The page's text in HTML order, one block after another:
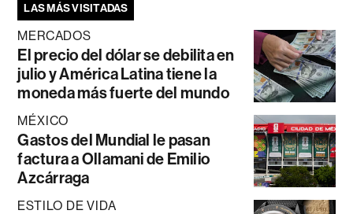
LAS MÁS VISITADAS
MERCADOS
El precio del dólar se debilita en
julio y América Latina tiene la
moneda más fuerte del mundo
MÉXICO
Gastos del Mundial le pasan
factura a Ollamani de Emilio
Azcárraga
ESTILO DE VIDA